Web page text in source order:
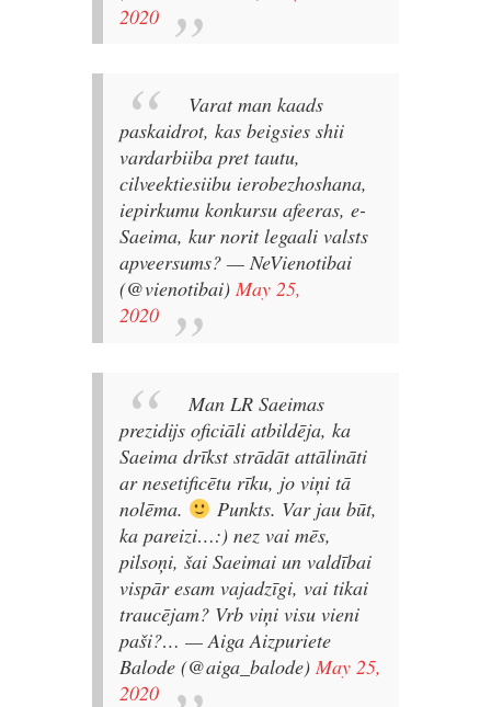
2020
Varat man kaads
paskaidrot, kas beigsies shii
vardarbiiba pret tautu,
cilveektiesiibu ierobezhoshana,
iepirkumu konkursu afeeras, e-
Saeima, kur norit legaali valsts
apveersums? — NeVienotibai
(@vienotibai) May 25,
2020
Man LR Saeimas
prezidijs oficiāli atbildēja, ka
Saeima drīkst strādāt attālināti
ar nesetificētu rīku, jo viņi tā
nolēma.
Punkts. Var jau būt,
ka pareizi…:) nez vai mēs,
pilsoņi, šai Saeimai un valdībai
vispār esam vajadzīgi, vai tikai
traucējam? Vrb viņi visu vieni
paši?… — Aiga Aizpuriete
Balode (@aiga_balode) May 25,
2020